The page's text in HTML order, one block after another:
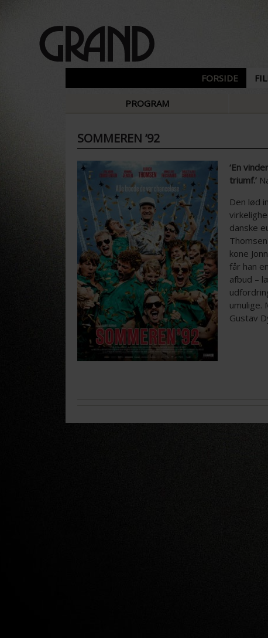
FORSIDE
PROGRAM
SOMMEREN ’92
‘En
triumf.’
Den lød
danske
kone
får han
afbud –
umulige.
Gustav